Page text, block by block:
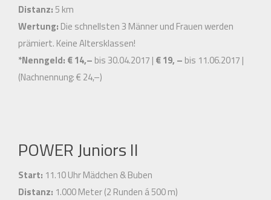
Distanz: 5 km
Wertung: Die schnellsten 3 Männer und Frauen werden
prämiert. Keine Altersklassen!
*Nenngeld: € 14,– bis 30.04.2017 | € 19, – bis 11.06.2017 |
(Nachnennung: € 24,–)
POWER Juniors II
Start: 11.10 Uhr Mädchen & Buben
Distanz: 1.000 Meter (2 Runden á 500 m)